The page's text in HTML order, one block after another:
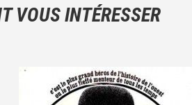
N'hésitez pas à décrire
Et, attention à ne pas
VOUS INTÉRESSER